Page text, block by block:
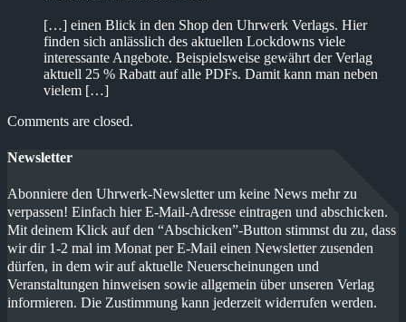
[…] einen Blick in den Shop den Uhrwerk Verlags. Hier
finden sich anlässlich des aktuellen Lockdowns viele
interessante Angebote. Beispielsweise gewährt der Verlag
aktuell 25 % Rabatt auf alle PDFs. Damit kann man neben
vielem […]
Comments are closed.
Newsletter
Abonniere den Uhrwerk-Newsletter um keine News mehr zu
verpassen! Einfach hier E-Mail-Adresse eintragen und abschicken.
Mit deinem Klick auf den “Abschicken”-Button stimmst du zu, dass
wir dir 1-2 mal im Monat per E-Mail einen Newsletter zusenden
dürfen, in dem wir auf aktuelle Neuerscheinungen und
Veranstaltungen hinweisen sowie allgemein über unseren Verlag
informieren. Die Zustimmung kann jederzeit widerrufen werden.